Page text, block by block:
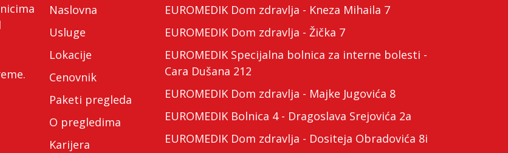
Naslovna
Usluge
Lokacije
Cenovnik
Paketi pregleda
O pregledima
Karijera
EUROMEDIK Dom zdravlja - Kneza Mihaila 7
EUROMEDIK Dom zdravlja - Žička 7
EUROMEDIK Specijalna bolnica za interne bolesti -
Cara Dušana 212
EUROMEDIK Dom zdravlja - Majke Jugovića 8
EUROMEDIK Bolnica 4 - Dragoslava Srejovića 2a
EUROMEDIK Dom zdravlja - Dositeja Obradovića 8i